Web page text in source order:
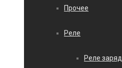
Прочее
Реле
Реле